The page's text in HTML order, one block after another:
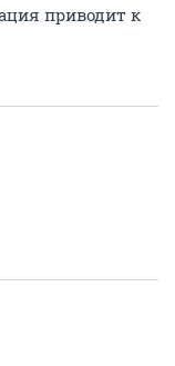
приводит к